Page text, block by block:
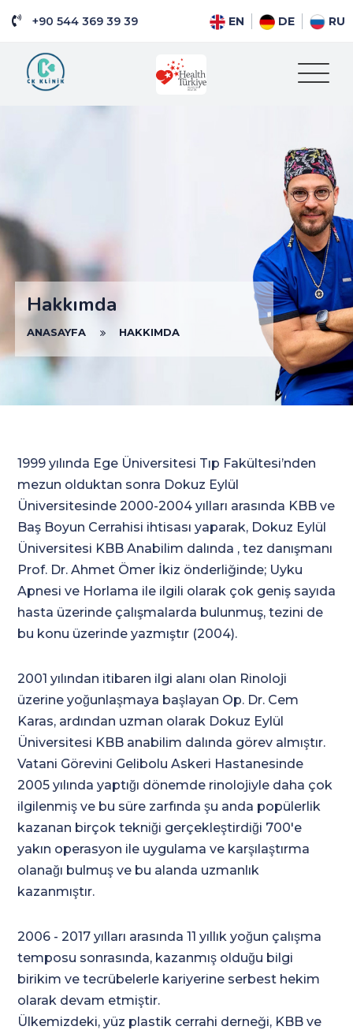
+90 544 369 39 39 EN DE RU
Hakkımda
ANASAYFA HAKKIMDA
1999 yılında Ege Üniversitesi Tıp Fakültesi’nden
mezun olduktan sonra Dokuz Eylül
Üniversitesinde 2000-2004 yılları arasında KBB ve
Baş Boyun Cerrahisi ihtisası yaparak, Dokuz Eylül
Üniversitesi KBB Anabilim dalında , tez danışmanı
Prof. Dr. Ahmet Ömer İkiz önderliğinde; Uyku
Apnesi ve Horlama ile ilgili olarak çok geniş sayıda
hasta üzerinde çalışmalarda bulunmuş, tezini de
bu konu üzerinde yazmıştır (2004).
2001 yılından itibaren ilgi alanı olan Rinoloji
üzerine yoğunlaşmaya başlayan Op. Dr. Cem
Karas, ardından uzman olarak Dokuz Eylül
Üniversitesi KBB anabilim dalında görev almıştır.
Vatani Görevini Gelibolu Askeri Hastanesinde
2005 yılında yaptığı dönemde rinolojiyle daha çok
ilgilenmiş ve bu süre zarfında şu anda popülerlik
kazanan birçok tekniği gerçekleştirdiği 700'e
yakın operasyon ile uygulama ve karşılaştırma
olanağı bulmuş ve bu alanda uzmanlık
kazanmıştır.
2006 - 2017 yılları arasında 11 yıllık yoğun çalışma
temposu sonrasında, kazanmış olduğu bilgi
birikim ve tecrübelerle kariyerine serbest hekim
olarak devam etmiştir.
Ülkemizdeki, yüz plastik cerrahi derneği, KBB ve